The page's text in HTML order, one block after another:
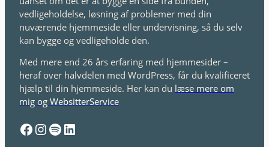
vedligeholdelse, løsning af problemer med din
nuværende hjemmeside eller undervisning, så du selv
kan bygge og vedligeholde den.
Med mere end 26 års erfaring med hjemmesider –
heraf over halvdelen med WordPress, får du kvalificeret
hjælp til din hjemmeside. Her kan du læse mere om
mig og WebsitterService
Facebook InstagramSpotify LinkedIn